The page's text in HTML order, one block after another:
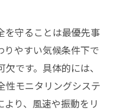
を守ることは最優先事
りやすい気候条件下で
です。具体的には、
性モニタリングシステ
り、風速や振動をリ